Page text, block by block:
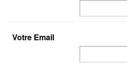
Votre Email